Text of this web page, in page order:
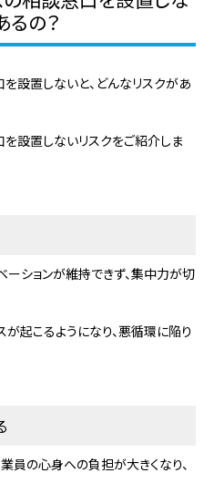
るの？
設置しないと、どんなリスクがあ
設置しないリスクをご紹介しま
ーションが維持できず、集中力が切
が起こるようになり、悪循環に陥り
員の心身への負担が大きくなり、